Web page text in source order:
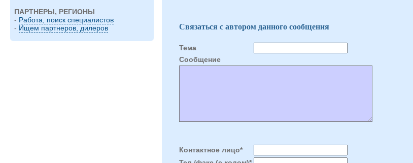
ПАРТНЕРЫ, РЕГИОНЫ
- Работа, поиск специалистов
- Ищем партнеров, дилеров Связаться с автором данного сообщения
Тема
Cообщение
Контактное лицо*